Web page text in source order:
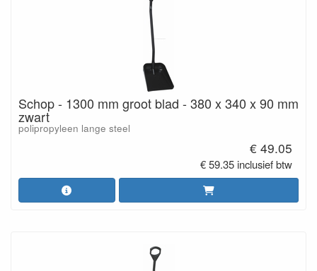
Schop - 1300 mm groot blad - 380 x 340 x 90 mm
zwart
polipropyleen lange steel
€ 49.05
€ 59.35 inclusief btw